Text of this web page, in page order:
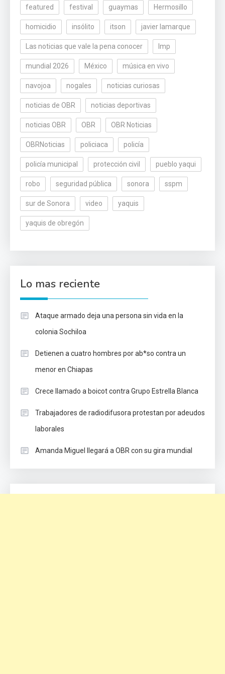
featured festival guaymas Hermosillo
homicidio insólito itson javier lamarque
Las noticias que vale la pena conocer lmp
mundial 2026 México música en vivo
navojoa nogales noticias curiosas
noticias de OBR noticias deportivas
noticias OBR OBR OBR Noticias
OBRNoticias policiaca policía
policía municipal protección civil pueblo yaqui
robo seguridad pública sonora sspm
sur de Sonora video yaquis
yaquis de obregón
Lo mas reciente
Ataque armado deja una persona sin vida en la
colonia Sochiloa
Detienen a cuatro hombres por ab*so contra un
menor en Chiapas
Crece llamado a boicot contra Grupo Estrella Blanca
Trabajadores de radiodifusora protestan por adeudos
laborales
Amanda Miguel llegará a OBR con su gira mundial